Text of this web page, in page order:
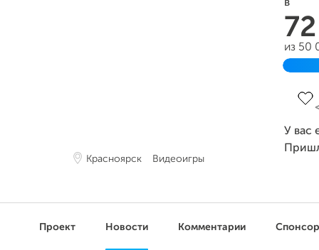
Красноярск Видеоигры
из 50
У вас
Проект Новости Комментарии